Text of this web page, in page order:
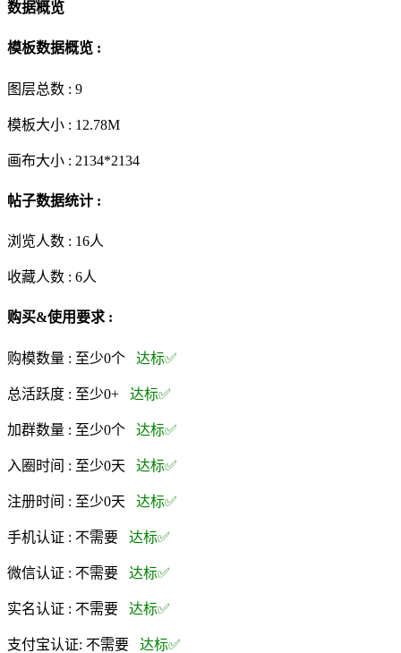
数据概览
模板数据概览 :
图层总数 : 9
模板大小 : 12.78M
画布大小 : 2134*2134
帖子数据统计 :
浏览人数 : 16人
收藏人数 : 6人
购买&使用要求 :
购模数量 : 至少0个 达标✅
总活跃度 : 至少0+ 达标✅
加群数量 : 至少0个 达标✅
入圈时间 : 至少0天 达标✅
注册时间 : 至少0天 达标✅
手机认证 : 不需要 达标✅
微信认证 : 不需要 达标✅
实名认证 : 不需要 达标✅
支付宝认证: 不需要 达标✅